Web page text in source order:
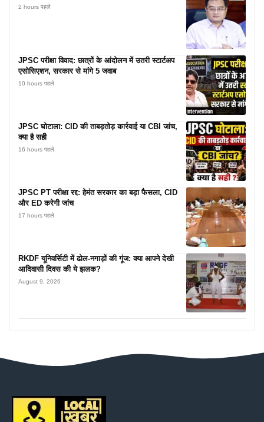
2 hours पहले
JPSC परीक्षा विवाद: छात्रों के आंदोलन में उतरी स्टार्टअप
एसोसिएशन, सरकार से मांगे 5 जवाब
10 hours पहले
JPSC घोटाला: CID की ताबड़तोड़ कार्रवाई या CBI जांच,
क्या है सही
16 hours पहले
JPSC PT परीक्षा रद्द: हेमंत सरकार का बड़ा फैसला, CID
और ED करेगी जांच
17 hours पहले
RKDF यूनिवर्सिटी में ढोल-नगाड़ों की गूंज: क्या आपने देखी
आदिवासी दिवस की ये झलक?
August 9, 2026